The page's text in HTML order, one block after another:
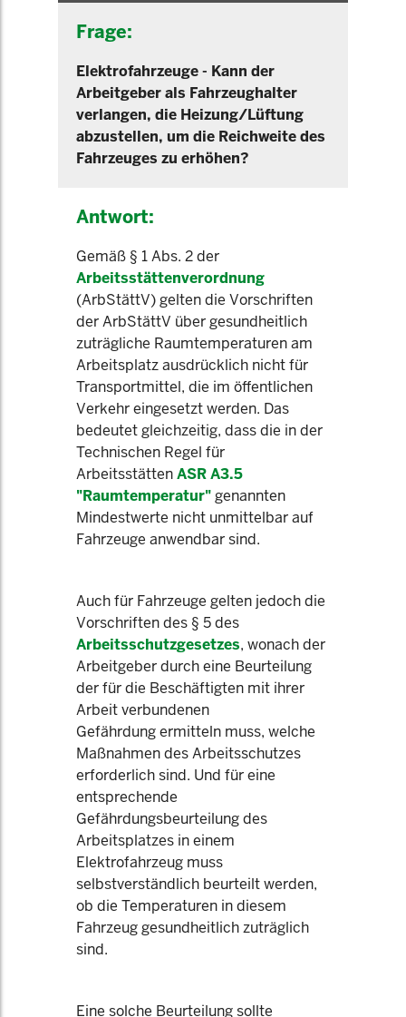
Frage:
Elektrofahrzeuge - Kann der
Arbeitgeber als Fahrzeughalter
verlangen, die Heizung/Lüftung
abzustellen, um die Reichweite des
Fahrzeuges zu erhöhen?
Antwort:
Gemäß § 1 Abs. 2 der
Arbeitsstättenverordnung
(ArbStättV) gelten die Vorschriften
der ArbStättV über gesundheitlich
zuträgliche Raumtemperaturen am
Arbeitsplatz ausdrücklich nicht für
Transportmittel, die im öffentlichen
Verkehr eingesetzt werden. Das
bedeutet gleichzeitig, dass die in der
Technischen Regel für
ArbeitsstättenASR A3.5
"Raumtemperatur"genannten
Mindestwerte nicht unmittelbar auf
Fahrzeuge anwendbar sind.
Auch für Fahrzeuge gelten jedoch die
Vorschriften des § 5 des
Arbeitsschutzgesetzes, wonach der
Arbeitgeber durch eine Beurteilung
der für die Beschäftigten mit ihrer
Arbeit verbundenen
Gefährdung ermitteln muss, welche
Maßnahmen des Arbeitsschutzes
erforderlich sind. Und für eine
entsprechende
Gefährdungsbeurteilung des
Arbeitsplatzes in einem
Elektrofahrzeug muss
selbstverständlich beurteilt werden,
ob die Temperaturen in diesem
Fahrzeug gesundheitlich zuträglich
sind.
Eine solche Beurteilung sollte